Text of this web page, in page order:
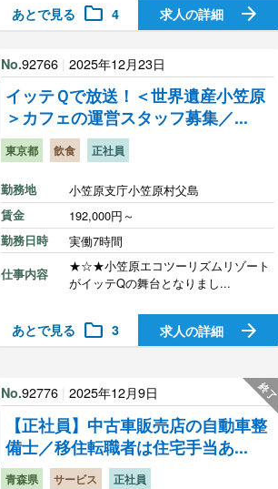
あとで見る folder 4 求人の詳細 arrow_forward
No.92766 2025年12月23日
イッテＱで放送！＜世界遺産小笠原
＞カフェの運営スタッフ募集／...
東京都 飲食 正社員
勤務地 小笠原支庁小笠原村父島
賃金 192,000円～
勤務日時 実働7時間
仕事内容
★☆★小笠原エコツーリズムリゾート
がイッテQの舞台となりまし...
あとで見る folder 3 求人の詳細 arrow_forward
No.92776 2025年12月9日
【正社員】中古車販売店の自動車整
備士／移住転職者は住宅手当あ...
青森県 サービス 正社員
終了